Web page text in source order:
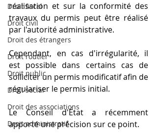
Droit fiscal
Droit civil
Droit des étrangers
Droit routier
Droit public
Droit social
Droit des associations
Droit administratif
réalisation et sur la conformité des
travaux du permis peut être réalisé
par l'autorité administrative.
Cependant, en cas d'irrégularité, il
est possible dans certains cas de
solliciter un permis modificatif afin de
régulariser le permis initial.
Le Conseil d'État a récemment
apporté une précision sur ce point.